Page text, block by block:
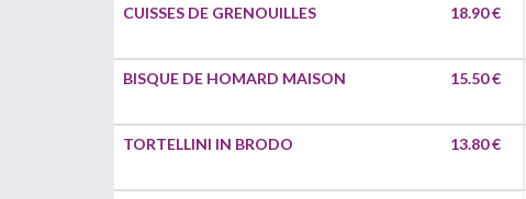
CUISSES DE GRENOUILLES 18.90 €
BISQUE DE HOMARD MAISON 15.50 €
TORTELLINI IN BRODO 13.80 €